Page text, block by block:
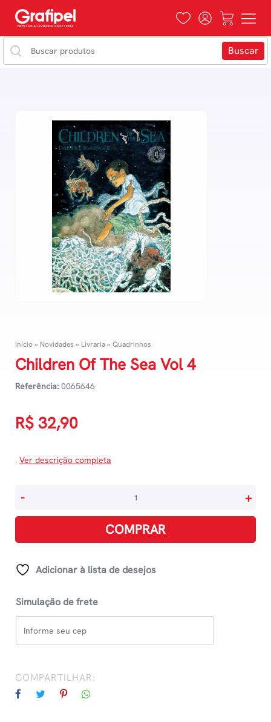
Início» Novidades » Livraria» Quadrinhos
Children Of The Sea Vol 4
Referência: 0065646
R$ 32,90
. Ver descrição completa
The
Sea
4
- +
COMPRAR
Adicionar à lista de desejos
Simulação de frete
COMPARTILHAR: